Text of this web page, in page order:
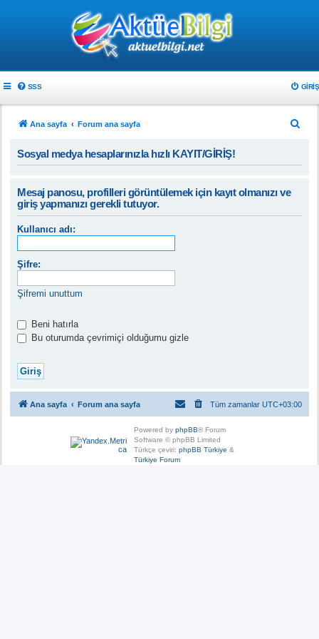
SSS GIRIŞ
Ana sayfa Forum ana sayfa
Sosyal medya hesaplarınızla hızlı KAYIT/GİRİŞ!
Mesaj panosu, profilleri görüntülemek için kayıt olmanızı ve
giriş yapmanızı gerekli tutuyor.
Kullanıcı adı:
Şifre:
Şifremi unuttum
Beni hatırla
Bu oturumda çevrimiçi olduğumu gizle
Ana sayfa Forum ana sayfa Tüm zamanlar UTC+03:00
Powered by phpBB® Forum
Software © phpBB Limited
Türkçe çeviri: phpBB Türkiye &
Türkiye Forum